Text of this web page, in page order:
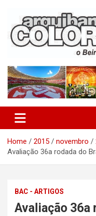
content
Home 2015 novembro
Avaliação 36a rodada do
BAC - ARTIGOS
Avaliação 36a